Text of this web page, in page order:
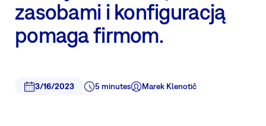
zasobami i konfiguracją
pomaga firmom.
3/16/2023 5 minutes Marek Klenotič